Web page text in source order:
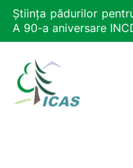
Știința pădurilor
A 90-a aniversare